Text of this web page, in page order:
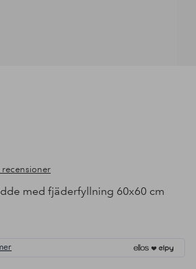
recensioner
med fjäderfyllning 60x60 cm